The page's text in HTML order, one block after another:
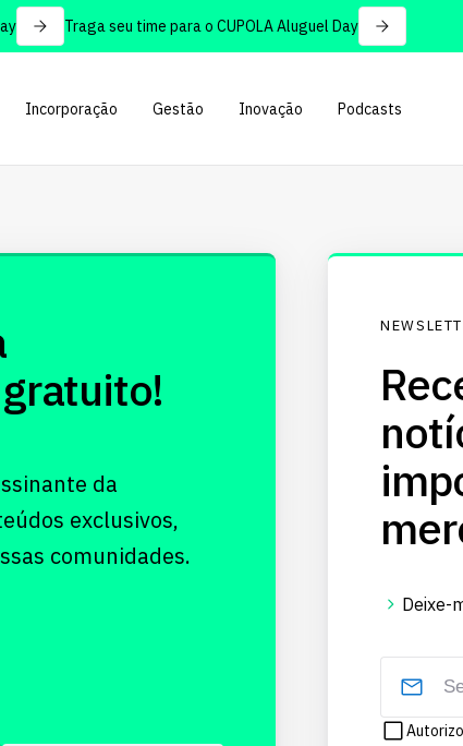
Traga seu time para o CUPOLA Aluguel Day
Incorporação Gestão Inovação Podcasts
da
exclusivos,
comunidades.
Deixe-